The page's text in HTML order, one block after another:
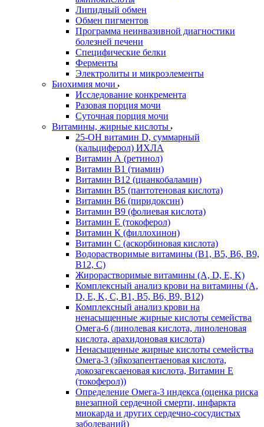
Липидный обмен
Обмен пигментов
Программа неинвазивной диагностики
болезней печени
Специфические белки
Ферменты
Электролиты и микроэлементы
Биохимия мочи
Исследование конкремента
Разовая порция мочи
Суточная порция мочи
Витамины, жирные кислоты
25-OH витамин D, суммарный
(кальциферол) ИХЛА
Витамин А (ретинол)
Витамин В1 (тиамин)
Витамин В12 (цианкобаламин)
Витамин В5 (пантотеновая кислота)
Витамин В6 (пиридоксин)
Витамин В9 (фолиевая кислота)
Витамин Е (токоферол)
Витамин К (филлохинон)
Витамин С (аскорбиновая кислота)
Водорастворимые витамины (B1, B5, B6, В9,
В12, С)
Жирорастворимые витамины (A, D, E, K)
Комплексный анализ крови на витамины (A,
D, E, K, C, B1, B5, B6, В9, B12)
Комплексный анализ крови на
ненасыщенные жирные кислоты семейства
Омега-6 (линолевая кислота, линоленовая
кислота, арахидоновая кислота)
Ненасыщенные жирные кислоты семейства
Омега-3 (эйкозапентаеновая кислота,
докозагексаеновая кислота, Витамин E
(токоферол))
Определение Омега-3 индекса (оценка риска
внезапной сердечной смерти, инфаркта
миокарда и других сердечно-сосудистых
заболеваний)